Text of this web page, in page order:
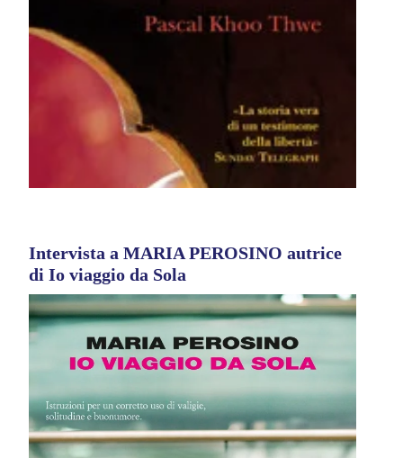
Intervista a MARIA PEROSINO autrice
di Io viaggio da Sola